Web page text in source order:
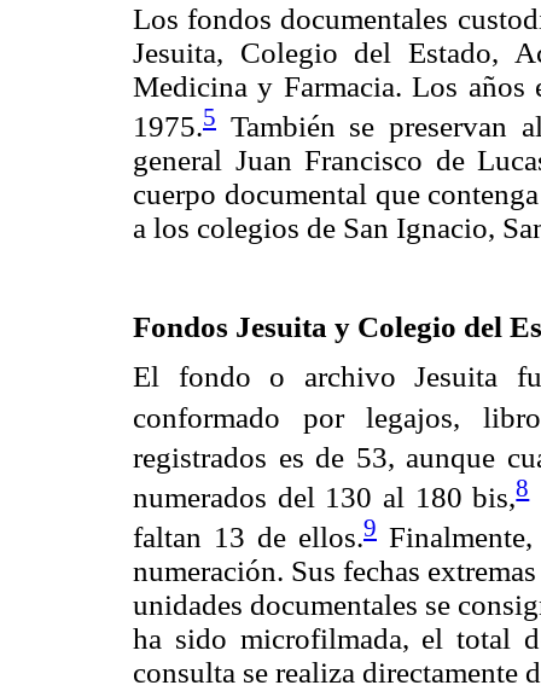
Los fondos documentales
Jesuita, Colegio del Estado,
Medicina y Farmacia. Los años
1975.5 También se preservan
general Juan Francisco de
cuerpo documental que
a los colegios de San Ignacio,
Fondos Jesuita y Colegio del
El fondo o archivo Jesuita
conformado por legajos,
registrados es de 53, aunque
numerados del 130 al 180 bis,8
faltan 13 de ellos.9
numeración. Sus fechas
unidades documentales se
ha sido microfilmada, el total
consulta se realiza directamente